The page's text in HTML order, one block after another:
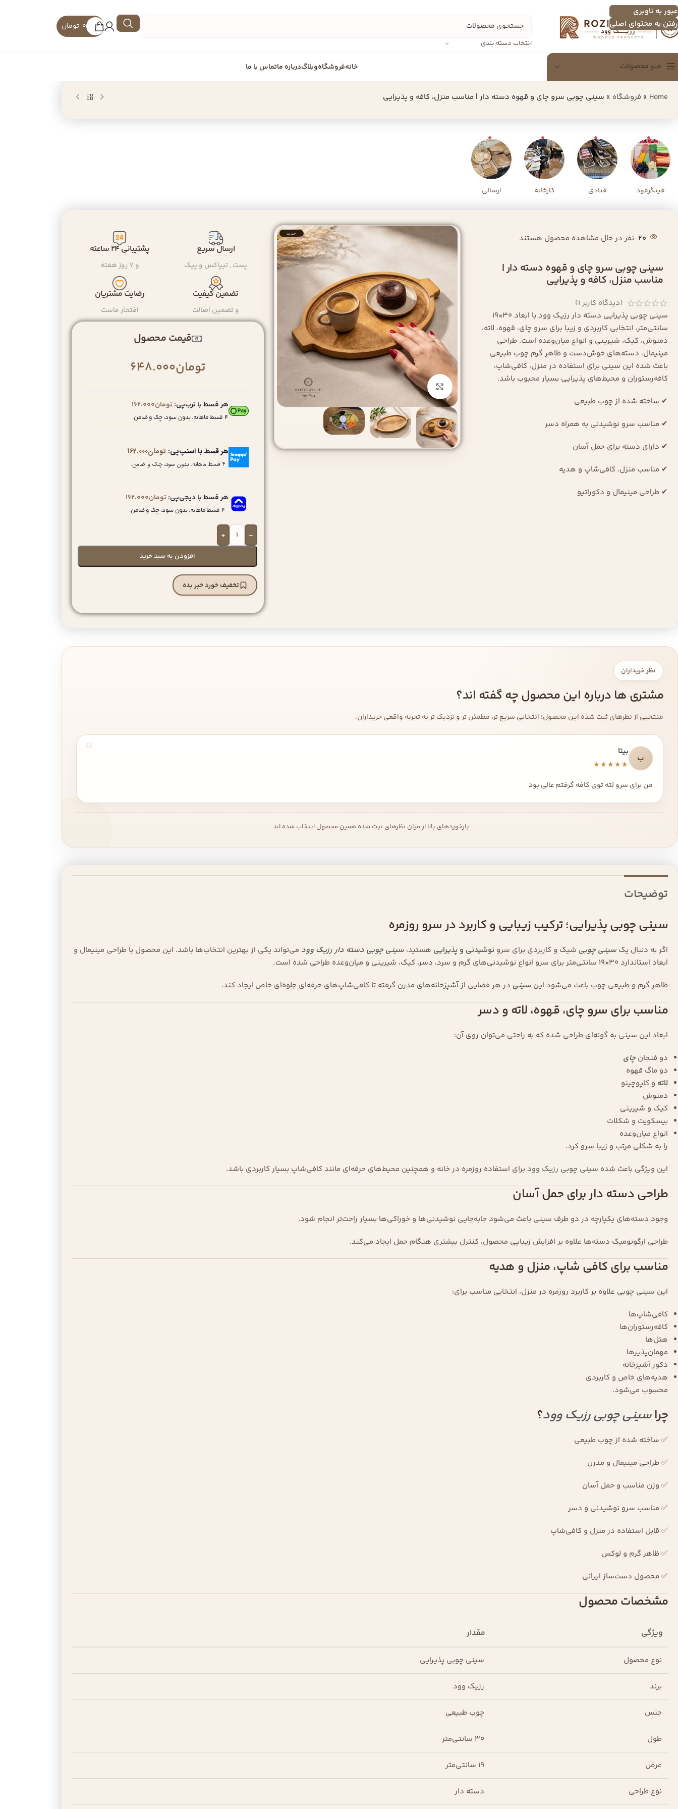
عبور به ناوبری
رفتن به محتوای اصلی
انتخاب دسته بندی
تومان 0
منو محصولات
سینی
اردو خوری
تخته سرور
شکلات خوری
دسرخوری و عسل خوری
خانهفروشگاهوبلاگدرباره ماتماس با ما
Home
» فروشگاه » سینی چوبی سرو چای و قهوه دسته دار | مناسب منزل، کافه و پذیرایی
فینگرفود قنادی کارخانه ارسالی
20 نفر در حال مشاهده محصول هستند
سینی چوبی سرو چای و قهوه دسته دار |
مناسب منزل، کافه و پذیرایی
(دیدگاه کاربر 1
)
سینی چوبی پذیرایی دسته دار رزیک وود با ابعاد 30×19
سانتی‌متر، انتخابی کاربردی و زیبا برای سرو چای، قهوه، لاته،
دمنوش، کیک، شیرینی و انواع میان‌وعده است. طراحی
مینیمال، دسته‌های خوش‌دست و ظاهر گرم چوب طبیعی
باعث شده این سینی برای استفاده در منزل، کافی‌شاپ،
کافه‌رستوران و محیط‌های پذیرایی بسیار محبوب باشد.
✔ ساخته شده از چوب طبیعی
✔ مناسب سرو نوشیدنی به همراه دسر
✔ دارای دسته برای حمل آسان
✔ مناسب منزل، کافی‌شاپ و هدیه
✔ طراحی مینیمال و دکوراتیو
جدید
بزرگنمایی تصویر
ارسال سریع
پست , تیپاکس و پیک
پشتیبانی ۲۴ ساعته
و ۷ روز هفته
تضمین کیفیت
و تضمین اصالت
رضایت مشتریان
افتخار ماست
قیمت محصول
تومان648.000
هر قسط با ترب‌پی:تومان162.000
۴ قسط ماهانه. بدون سود، چک و ضامن.
هر قسط با اسنپ‌پی: تومان162.000
۴ قسط ماهانه. بدون سود، چک و ضامن.
هر قسط با دیجی‌پی:تومان162.000
۴ قسط ماهانه. بدون سود، چک و ضامن.
-
+
افزودن به سبد خرید
تخفیف خورد خبر بده
نظر خریداران
مشتری ها درباره این محصول چه گفته اند؟
منتخبی از نظرهای ثبت شده این محصول؛ انتخابی سریع تر، مطمئن تر و نزدیک تر به تجربه واقعی خریداران.
ب
بیتا
★★★★★
من برای سرو لته توی کافه گرفتم عالی بود
بازخوردهای بالا از میان نظرهای ثبت شده همین محصول انتخاب شده اند.
توضیحات
سینی چوبی پذیرایی؛ ترکیب زیبایی و کاربرد در سرو روزمره
اگر به دنبال یک سینی چوبی شیک و کاربردی برای سرو نوشیدنی و پذیرایی هستید، سینی چوبی دسته داررزیک وود می‌تواند یکی از بهترین انتخاب‌ها باشد. این محصول با طراحی مینیمال و
ابعاد استاندارد 30×19 سانتی‌متر برای سرو انواع نوشیدنی‌های گرم و سرد، دسر، کیک، شیرینی و میان‌وعده طراحی شده است.
ظاهر گرم و طبیعی چوب باعث می‌شود این سینی در هر فضایی ازآشپزخانه‌های مدرن گرفته تا کافی‌شاپ‌های حرفه‌ای جلوه‌ای خاص ایجاد کند.
مناسب برای سرو چای، قهوه، لاته و دسر
ابعاد این سینی به گونه‌ای طراحی شده که به راحتی می‌توان روی آن:
دو فنجان چای
دو ماگ قهوه
لاته و کاپوچینو
دمنوش
کیک و شیرینی
بیسکویت و شکلات
انواع میان‌وعده
را به شکلی مرتب و زیبا سرو کرد.
این ویژگی باعث شده سینی چوبی رزیک وود برای استفاده روزمره در خانه و همچنین محیط‌های حرفه‌ای مانند کافی‌شاپ بسیار کاربردی باشد.
طراحی دسته دار برای حمل آسان
وجود دسته‌های یکپارچه در دو طرف سینی باعث می‌شود جابه‌جایی نوشیدنی‌ها و خوراکی‌ها بسیار راحت‌تر انجام شود.
طراحی ارگونومیک دسته‌ها علاوه بر افزایش زیبایی محصول، کنترل بیشتری هنگام حمل ایجاد می‌کند.
مناسب برای کافی شاپ، منزل و هدیه
این سینی چوبی علاوه بر کاربرد روزمره در منزل، انتخابی مناسب برای:
کافی‌شاپ‌ها
کافه‌رستوران‌ها
هتل‌ها
مهمان‌پذیرها
دکور آشپزخانه
هدیه‌های خاص و کاربردی
محسوب می‌شود.
چراسینی چوبی رزیک وود؟
✅ ساخته شده از چوب طبیعی
✅ طراحی مینیمال و مدرن
✅ وزن مناسب و حمل آسان
✅ مناسب سرو نوشیدنی و دسر
✅ قابل استفاده در منزل و کافی‌شاپ
✅ ظاهر گرم و لوکس
✅ محصول دست‌ساز ایرانی
مشخصات محصول
ویژگی مقدار
نوع محصول سینی چوبی پذیرایی
برند رزیک وود
جنس چوب طبیعی
طول 30 سانتی‌متر
عرض 19 سانتی‌متر
نوع طراحی دسته دار